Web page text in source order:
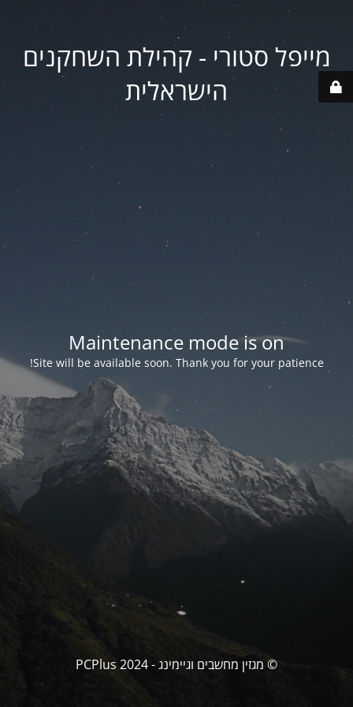
מייפל סטורי - קהילת השחקנים
הישראלית
Maintenance mode is on
Site will be available soon. Thank you for your patience!
© מגזין מחשבים וגיימינג - PCPlus 2024